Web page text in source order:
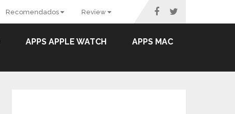
Recomendados Review
APPS APPLE WATCH APPS MAC